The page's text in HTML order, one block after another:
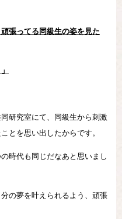
張ってる同級生の姿を見た
研究室にて、同級生から刺激
とを思い出したからです。
時代も同じだなあと思いまし
の夢を叶えられるよう、頑張